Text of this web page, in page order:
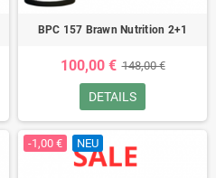
BPC 157 Brawn Nutrition 2+1
100,00 € 148,00 €
DETAILS
-1,00 € NEU